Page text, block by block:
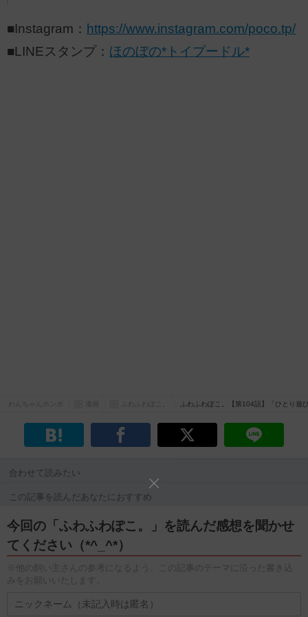
■Instagram： https://www.instagram.com/poco.tp/
■LINEスタンプ： ほのぼの*トイプードル*
ふわふわぽこ。【第104話】「ひとり遊
合わせて読みたい
この記事を読んだあなたにおすすめ
今回の「ふわふわぽこ。」を読んだ感想を聞かせ
てください（*^_^*）
※他の飼い主さんの参考になるよう、この記事のテーマに沿った書き込
みをお願いいたします。